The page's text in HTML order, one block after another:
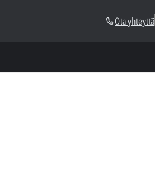
Ota yhteyttä